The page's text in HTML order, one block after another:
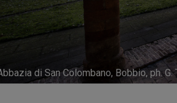
di San Colombano, Bobbio, ph. G.